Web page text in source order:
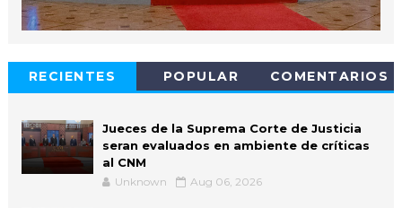
RECIENTES POPULAR COMENTARIOS
Jueces de la Suprema Corte de Justicia
seran evaluados en ambiente de críticas
al CNM
Unknown Aug 06, 2026